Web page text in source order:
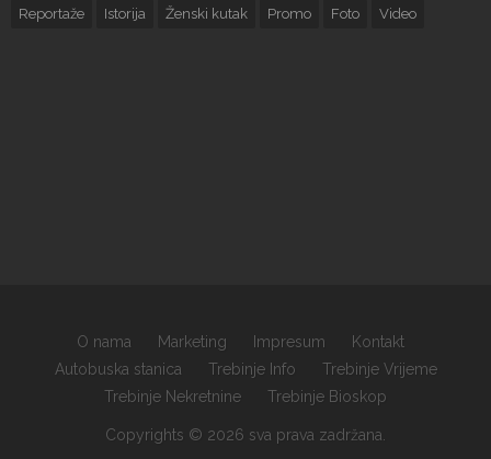
Reportaže Istorija Ženski kutak Promo Foto Video
O nama Marketing Impresum
Kontakt
Autobuska stanica
Trebinje Info
Trebinje Vrijeme
Trebinje Nekretnine
Trebinje Bioskop
Copyrights © 2026 sva prava zadržana.